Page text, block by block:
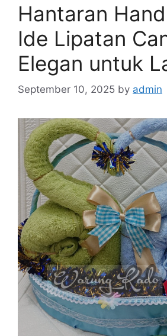
Hantaran
Ide Lipatan
Elegan untuk
September 10, 2025 by admin